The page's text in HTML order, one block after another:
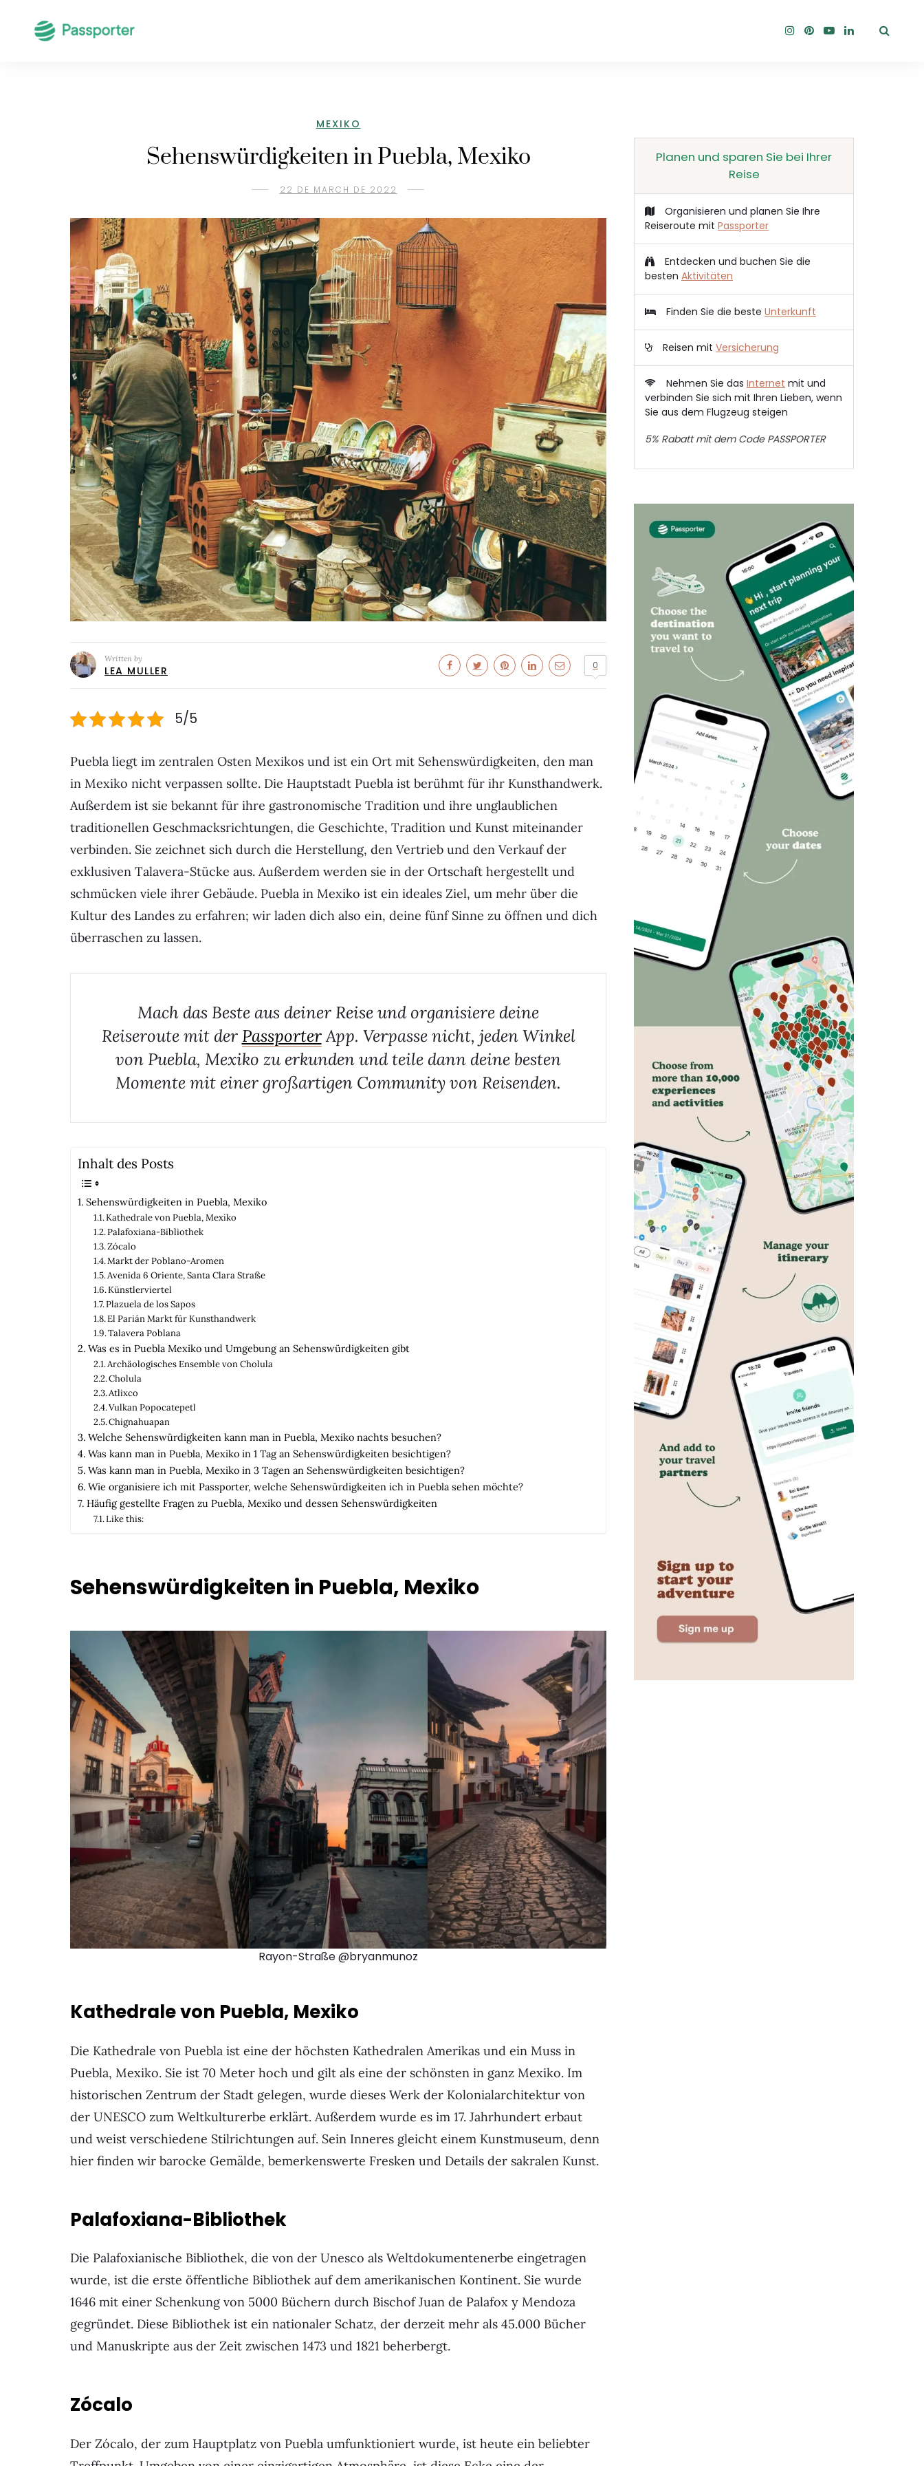
MEXIKO
Sehenswürdigkeiten in Puebla, Mexiko
22 DE MARCH DE 2022
Written by
LEA MULLER 0
5/5
Puebla liegt im zentralen Osten Mexikos und ist ein Ort mit Sehenswürdigkeiten, den man
in Mexiko nicht verpassen sollte. Die Hauptstadt Puebla ist berühmt für ihr Kunsthandwerk.
Außerdem ist sie bekannt für ihre gastronomische Tradition und ihre unglaublichen
traditionellen Geschmacksrichtungen, die Geschichte, Tradition und Kunst miteinander
verbinden. Sie zeichnet sich durch die Herstellung, den Vertrieb und den Verkauf der
exklusiven Talavera-Stücke aus. Außerdem werden sie in der Ortschaft hergestellt und
schmücken viele ihrer Gebäude. Puebla in Mexiko ist ein ideales Ziel, um mehr über die
Kultur des Landes zu erfahren; wir laden dich also ein, deine fünf Sinne zu öffnen und dich
überraschen zu lassen.
Mach das Beste aus deiner Reise und organisiere deine
Reiseroute mit der PassporterApp. Verpasse nicht, jeden Winkel
von Puebla, Mexiko zu erkunden und teile dann deine besten
Momente mit einer großartigen Community von Reisenden.
Inhalt des Posts
Sehenswürdigkeiten in Puebla, Mexiko
Kathedrale von Puebla, Mexiko
Palafoxiana-Bibliothek
Zócalo
Markt der Poblano-Aromen
Avenida 6 Oriente, Santa Clara Straße
Künstlerviertel
Plazuela de los Sapos
El Parián Markt für Kunsthandwerk
Talavera Poblana
Was es in Puebla Mexiko und Umgebung an Sehenswürdigkeiten gibt
Archäologisches Ensemble von Cholula
Cholula
Atlixco
Vulkan Popocatepetl
Chignahuapan
Welche Sehenswürdigkeiten kann man in Puebla, Mexiko nachts besuchen?
Was kann man in Puebla, Mexiko in 1 Tag an Sehenswürdigkeiten besichtigen?
Was kann man in Puebla, Mexiko in 3 Tagen an Sehenswürdigkeiten besichtigen?
Wie organisiere ich mit Passporter, welche Sehenswürdigkeiten ich in Puebla sehen möchte?
Häufig gestellte Fragen zu Puebla, Mexiko und dessen Sehenswürdigkeiten
Like this:
Sehenswürdigkeiten in Puebla, Mexiko
Rayon-Straße @bryanmunoz
Kathedrale von Puebla, Mexiko
Die Kathedrale von Puebla ist eine der höchsten Kathedralen Amerikas und ein Muss in
Puebla, Mexiko. Sie ist 70 Meter hoch und gilt als eine der schönsten in ganz Mexiko. Im
historischen Zentrum der Stadt gelegen, wurde dieses Werk der Kolonialarchitektur von
der UNESCO zum Weltkulturerbe erklärt. Außerdem wurde es im 17. Jahrhundert erbaut
und weist verschiedene Stilrichtungen auf. Sein Inneres gleicht einem Kunstmuseum, denn
hier finden wir barocke Gemälde, bemerkenswerte Fresken und Details der sakralen Kunst.
Palafoxiana-Bibliothek
Die Palafoxianische Bibliothek, die von der Unesco als Weltdokumentenerbe eingetragen
wurde, ist die erste öffentliche Bibliothek auf dem amerikanischen Kontinent. Sie wurde
1646 mit einer Schenkung von 5000 Büchern durch Bischof Juan de Palafox y Mendoza
gegründet. Diese Bibliothek ist ein nationaler Schatz, der derzeit mehr als 45.000 Bücher
und Manuskripte aus der Zeit zwischen 1473 und 1821 beherbergt.
Zócalo
Der Zócalo, der zum Hauptplatz von Puebla umfunktioniert wurde, ist heute ein beliebter
Planen und sparen Sie bei Ihrer
Reise
Organisieren und planen Sie Ihre
Reiseroute mit Passporter
Entdecken und buchen Sie die
besten Aktivitäten
Finden Sie die beste Unterkunft
Reisen mit Versicherung
Nehmen Sie das Internet mit und
verbinden Sie sich mit Ihren Lieben, wenn
Sie aus dem Flugzeug steigen
5% Rabatt mit dem Code PASSPORTER